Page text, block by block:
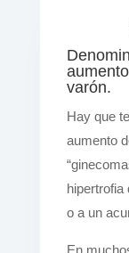
varón.
Hay que
aumento
hipertrofia
o a un